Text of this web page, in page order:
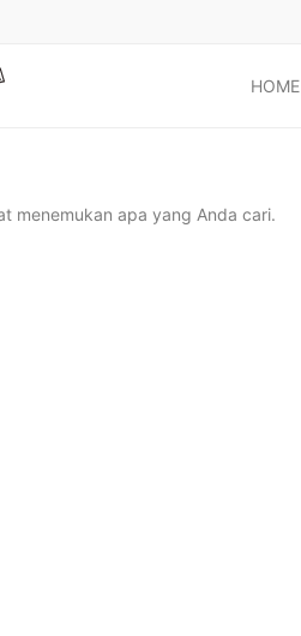
HOME
menemukan apa yang Anda cari.